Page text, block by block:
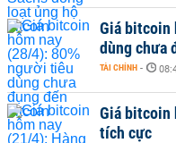
Giá bitcoin
dùng chưa
TÀI CHÍNH -
Giá bitcoin
tích cực